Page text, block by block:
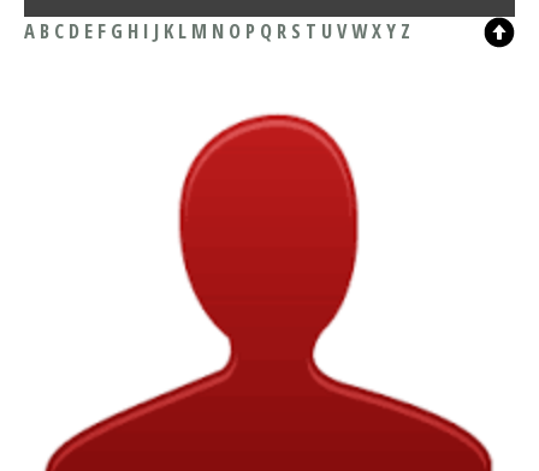
A B C D E F G H I J K L M N O P Q R S T UVWXY Z